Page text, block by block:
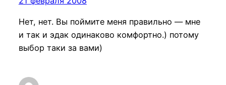
Нет, нет. Вы поймите меня правильно — мне
и так и эдак одинаково комфортно.) потому
выбор таки за вами)